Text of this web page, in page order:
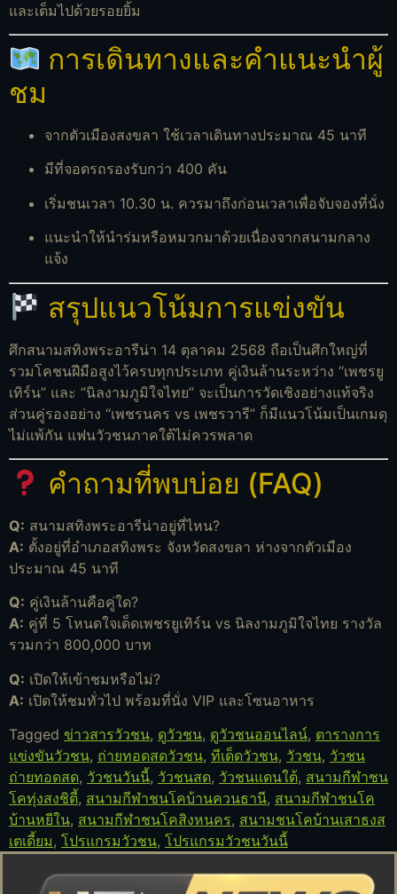
และเต็มไปด้วยรอยยิ้ม
การเดินทางและคำแนะนำผู้
ชม
จากตัวเมืองสงขลา ใช้เวลาเดินทางประมาณ 45 นาที
มีที่จอดรถรองรับกว่า 400 คัน
เริ่มชนเวลา 10.30 น. ควรมาถึงก่อนเวลาเพื่อจับจองที่นั่ง
แนะนำให้นำร่มหรือหมวกมาด้วยเนื่องจากสนามกลาง
แจ้ง
สรุปแนวโน้มการแข่งขัน
ศึกสนามสทิงพระอารีน่า 14 ตุลาคม 2568 ถือเป็นศึกใหญ่ที่
รวมโคชนฝีมือสูงไว้ครบทุกประเภท คู่เงินล้านระหว่าง “เพชรยู
เทิร์น” และ “นิลงามภูมิใจไทย” จะเป็นการวัดเชิงอย่างแท้จริง
ส่วนคู่รองอย่าง “เพชรนคร vs เพชรวารี” ก็มีแนวโน้มเป็นเกมดุ
ไม่แพ้กัน แฟนวัวชนภาคใต้ไม่ควรพลาด
คำถามที่พบบ่อย (FAQ)
Q: สนามสทิงพระอารีน่าอยู่ที่ไหน?
A: ตั้งอยู่ที่อำเภอสทิงพระ จังหวัดสงขลา ห่างจากตัวเมือง
ประมาณ 45 นาที
Q: คู่เงินล้านคือคู่ใด?
A: คู่ที่ 5 โหนดใจเด็ดเพชรยูเทิร์น vs นิลงามภูมิใจไทย รางวัล
รวมกว่า 800,000 บาท
Q: เปิดให้เข้าชมหรือไม่?
A: เปิดให้ชมทั่วไป พร้อมที่นั่ง VIP และโซนอาหาร
Tagged ข่าวสารวัวชน, ดูวัวชน, ดูวัวชนออนไลน์, ตารางการ
แข่งขันวัวชน, ถ่ายทอดสดวัวชน, ทีเด็ดวัวชน, วัวชน, วัวชน
ถ่ายทอดสด, วัวชนวันนี้, วัวชนสด, วัวชนแดนใต้, สนามกีฬาชน
โคทุ่งสงชิตี้, สนามกีฬาชนโคบ้านควนธานี, สนามกีฬาชนโค
บ้านหยีใน, สนามกีฬาชนโคสิงหนคร, สนามชนโคบ้านเสาธงส
เตเดี้ยม, โปรแกรมวัวชน, โปรแกรมวัวชนวันนี้